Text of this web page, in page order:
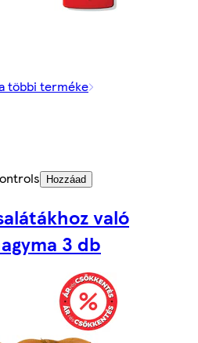
többi terméke
Hozzáad
való
3 db